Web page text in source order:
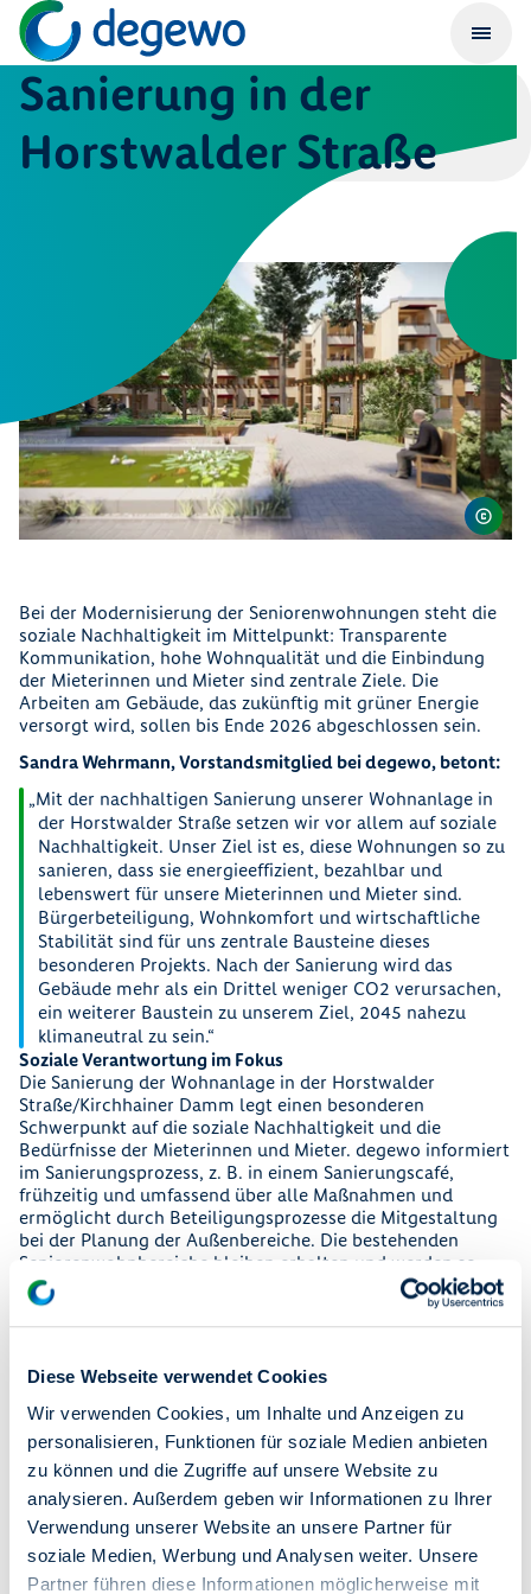
Diese Webseite verwendet Cookies
Wir verwenden Cookies, um Inhalte und Anzeigen zu
personalisieren, Funktionen für soziale Medien anbieten
zu können und die Zugriffe auf unsere Website zu
analysieren. Außerdem geben wir Informationen zu Ihrer
Verwendung unserer Website an unsere Partner für
soziale Medien, Werbung und Analysen weiter. Unsere
Partner führen diese Informationen möglicherweise mit
Sanierung in der
Horstwalder Straße
Bei der Modernisierung der Seniorenwohnungen steht die
soziale Nachhaltigkeit im Mittelpunkt: Transparente
Kommunikation, hohe Wohnqualität und die Einbindung
der Mieterinnen und Mieter sind zentrale Ziele. Die
Arbeiten am Gebäude, das zukünftig mit grüner Energie
versorgt wird, sollen bis Ende 2026 abgeschlossen sein.
Sandra Wehrmann, Vorstandsmitglied bei degewo, betont:
Mit der nachhaltigen Sanierung unserer Wohnanlage in
der Horstwalder Straße setzen wir vor allem auf soziale
Nachhaltigkeit. Unser Ziel ist es, diese Wohnungen so zu
sanieren, dass sie energieeffizient, bezahlbar und
lebenswert für unsere Mieterinnen und Mieter sind.
Bürgerbeteiligung, Wohnkomfort und wirtschaftliche
Stabilität sind für uns zentrale Bausteine dieses
besonderen Projekts. Nach der Sanierung wird das
Gebäude mehr als ein Drittel weniger CO2 verursachen,
ein weiterer Baustein zu unserem Ziel, 2045 nahezu
klimaneutral zu sein.
Soziale Verantwortung im Fokus
Die Sanierung der Wohnanlage in der Horstwalder
Straße/Kirchhainer Damm legt einen besonderen
Schwerpunkt auf die soziale Nachhaltigkeit und die
Bedürfnisse der Mieterinnen und Mieter. degewo informiert
im Sanierungsprozess, z. B. in einem Sanierungscafé,
frühzeitig und umfassend über alle Maßnahmen und
ermöglicht durch Beteiligungsprozesse die Mitgestaltung
bei der Planung der Außenbereiche. Die bestehenden
Seniorenwohnbereiche bleiben erhalten und werden so
aufgewertet, dass ein generationenfreundliches
Wohnumfeld geschaffen wird. Verbesserte Freiflächen und
die nachhaltige Gestaltung der Außenanlagen eröffnen
degewo setzt bei den Sanierungsarbeiten auf ein
ausgewogenes nachhaltiges Konzept. Die technisch
notwendigen Sanierungsarbeiten werden um umfassende
ökologische Maßnahmen ergänzt. Die Modernisierung der
Gebäudehülle und der Anlagentechnik sorgen für eine
Energieeinsparung von rund 25 Prozent. Der Einsatz
regenerativer Energien wie Wärmepumpen und
Photovoltaik reduziert die CO₂-Emissionen um 38 Prozent.
Dächer und Fassaden werden zudem begrünt. Gezielte